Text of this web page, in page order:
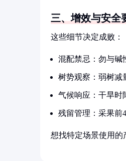
三、增效与安全
这些细节决定成败：
混配禁忌：勿与碱
树势观察：弱树减
气候响应：干旱时
残留管理：采果前
想找特定场景使用的